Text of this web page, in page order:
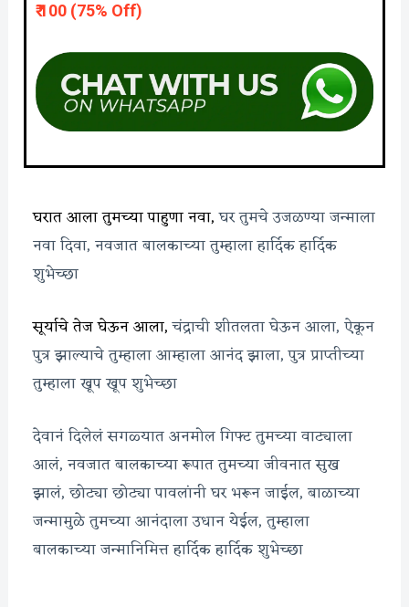
₹ 100 (75% Off)
घरात आला तुमच्या पाहुणा नवा,घर तुमचे उजळण्या जन्माला
नवा दिवा,नवजात बालकाच्या तुम्हाला हार्दिक हार्दिक
शुभेच्छा
सूर्याचे तेज घेऊन आला,चंद्राची शीतलता घेऊन आला,ऐकून
पुत्र झाल्याचे तुम्हाला आम्हाला आनंद झाला,पुत्र प्राप्तीच्या
तुम्हाला खूप खूप शुभेच्छा
देवानं दिलेलं सगळ्यात अनमोल गिफ्ट तुमच्या वाट्याला
आलं,नवजात बालकाच्या रूपात तुमच्या जीवनात सुख
झालं,छोट्या छोट्या पावलांनी घर भरून जाईल,बाळाच्या
जन्मामुळे तुमच्या आनंदाला उधान येईल,तुम्हाला
बालकाच्या जन्मानिमित्त हार्दिक हार्दिक शुभेच्छा